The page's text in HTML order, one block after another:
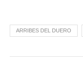
ARRIBES DEL DUERO